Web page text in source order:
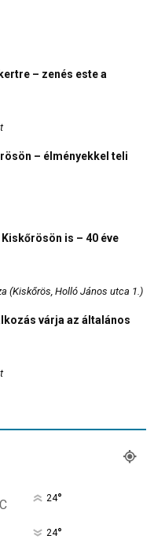
– zenés este a
– élményekkel teli
is – 40 éve
(Kiskőrös, Holló János utca 1.)
várja az általános
C 24°
24°